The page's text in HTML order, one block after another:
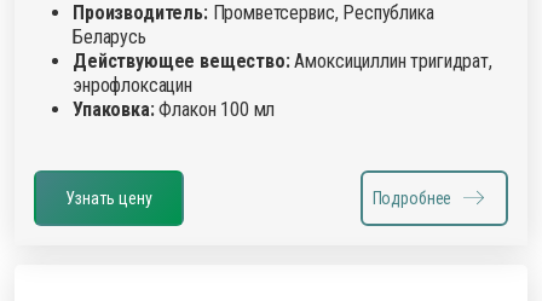
Производитель:Промветсервис, Республика
Беларусь
Действующее вещество:Амоксициллин тригидрат,
энрофлоксацин
Упаковка:Флакон 100 мл
Узнать цену Подробнее